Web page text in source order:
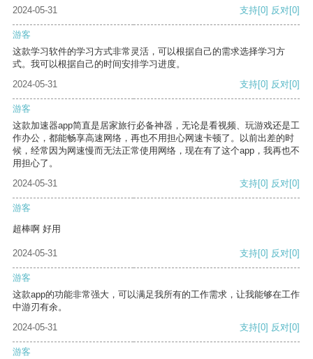
2024-05-31 支持[0] 反对[0]
游客
这款学习软件的学习方式非常灵活，可以根据自己的需求选择学习方
式。我可以根据自己的时间安排学习进度。
2024-05-31
支持[0] 反对[0]
游客
这款加速器app简直是居家旅行必备神器，无论是看视频、玩游戏还是工
作办公，都能畅享高速网络，再也不用担心网速卡顿了。以前出差的时
候，经常因为网速慢而无法正常使用网络，现在有了这个app，我再也不
用担心了。
2024-05-31
支持[0] 反对[0]
游客
超棒啊 好用
2024-05-31 支持[0] 反对[0]
游客
这款app的功能非常强大，可以满足我所有的工作需求，让我能够在工作
中游刃有余。
2024-05-31
支持[0] 反对[0]
游客